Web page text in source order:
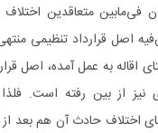
فی‌مابین متعاقدین
اصل قرارداد تنظیمی
اقاله ‌به ‌عمل ‌آمده، اصل
نیز از بین رفته است.
اختلاف حادث آن ‌هم بعد از